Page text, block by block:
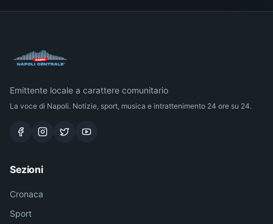
Emittente locale a carattere comunitario
La voce di Napoli. Notizie, sport, musica e intrattenimento 24 ore su 24.
Sezioni
Cronaca
Sport